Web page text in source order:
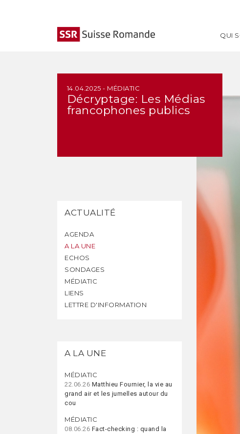
QUI
ACTUALITÉ
AGENDA
A LA UNE
ECHOS
SONDAGES
MÉDIATIC
LIENS
LETTRE D'INFORMATION
A LA UNE
MÉDIATIC
22.06.26 Matthieu Fournier, la vie au
grand air et les jumelles autour du
cou
MÉDIATIC
08.06.26 Fact-checking : quand la
14.04.2025 - MÉDIATIC
Décryptage: Les Médias
francophones publics